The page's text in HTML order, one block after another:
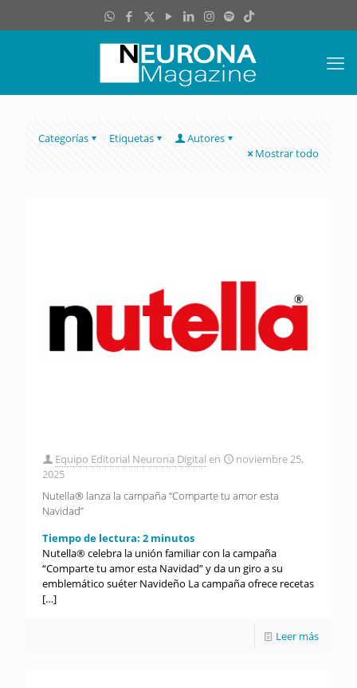
Categorías Etiquetas
Autores
Mostrar todo
Equipo Editorial Neurona Digital en
noviembre 25,
2025
Nutella® lanza la campaña “Comparte tu amor esta
Navidad”
Tiempo de lectura: 2 minutos
Nutella® celebra la unión familiar con la campaña
“Comparte tu amor esta Navidad” y da un giro a su
emblemático suéter Navideño La campaña ofrece recetas
[…]
Leer más